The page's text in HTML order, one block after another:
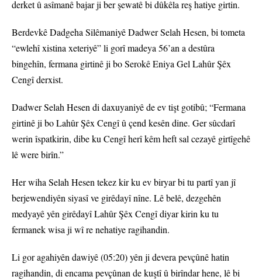
derket û asîmanê bajar ji ber şewatê bi dûkêla reş hatiye girtin.
Berdevkê Dadgeha Silêmaniyê Dadwer Selah Hesen, bi tometa
“ewlehî xistina xeteriyê” li gorî madeya 56’an a destûra
bingehîn, fermana girtinê ji bo Serokê Eniya Gel Lahûr Şêx
Cengî derxist.
Dadwer Selah Hesen di daxuyaniyê de ev tişt gotibû; “Fermana
girtinê ji bo Lahûr Şêx Cengî û çend kesên dine. Ger sûcdarî
werin îspatkirin, dibe ku Cengî herî kêm heft sal cezayê girtîgehê
lê were birîn.”
Her wiha Selah Hesen tekez kir ku ev biryar bi tu partî yan jî
berjewendiyên siyasî ve girêdayî nîne. Lê belê, dezgehên
medyayê yên girêdayî Lahûr Şêx Cengî diyar kirin ku tu
fermanek wisa ji wî re nehatiye ragihandin.
Li gor agahiyên dawiyê (05:20) yên ji devera pevçûnê hatin
ragihandin, di encama pevçûnan de kuştî û birîndar hene, lê bi